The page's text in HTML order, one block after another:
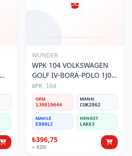
WUNDER
WPK 104 VOLKSWAGEN
GOLF IV-BORA-POLO 1J0
819 644 Polen Filtresi
WPK 104
OEM
1J0819644
MANN
CUK2862
MAHLE
E900LC
HENGST
LAK63
₺396,75
+ KDV